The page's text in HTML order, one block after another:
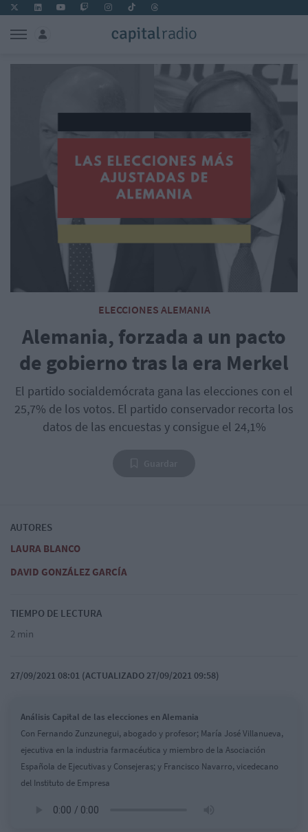
ELECCIONES ALEMANIA
Alemania, forzada a un pacto
de gobierno tras la era Merkel
El partido socialdemócrata gana las elecciones con el
25,7% de los votos. El partido conservador recorta los
datos de las encuestas y consigue el 24,1%
AUTORES
LAURA BLANCO
DAVID GONZÁLEZ GARCÍA
TIEMPO DE LECTURA
2 min
27/09/2021 08:01 (ACTUALIZADO 27/09/2021 09:58)
Análisis Capital de las elecciones en Alemania
Con Fernando Zunzunegui, abogado y profesor; María José Villanueva,
ejecutiva en la industria farmacéutica y miembro de la Asociación
Española de Ejecutivas y Consejeras; y Francisco Navarro, vicedecano
del Instituto de Empresa